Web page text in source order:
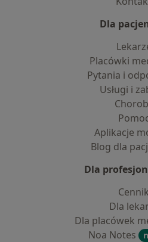
Dla
Placówki
Pytania i
Usługi i
Aplikacje
Blog dla
Dla
Cennik
Dla
Dla placówek
Noa Notes